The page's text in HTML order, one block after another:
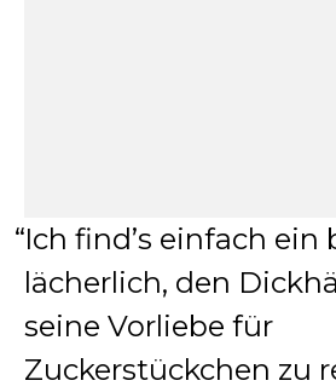
Ich find’s einfach ein
lächerlich, den
seine Vorliebe für
Zuckerstückchen zu